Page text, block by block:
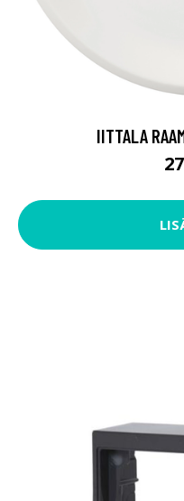
IITTALA